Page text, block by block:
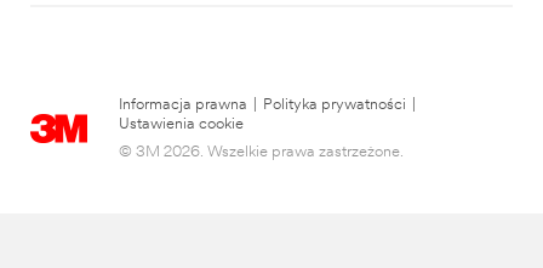
Informacja prawna Polityka prywatności
Ustawienia cookie
© 3M 2026. Wszelkie prawa zastrzeżone.